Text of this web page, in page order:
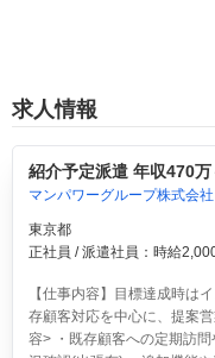
求人情報
紹介予定派遣 年収470
マンパワーグループ株式会社
東京都
正社員 / 派遣社員：時給
【仕事内容】目標達成時は
存顧客対応を中心に、提案
容> ・既存顧客への定期訪